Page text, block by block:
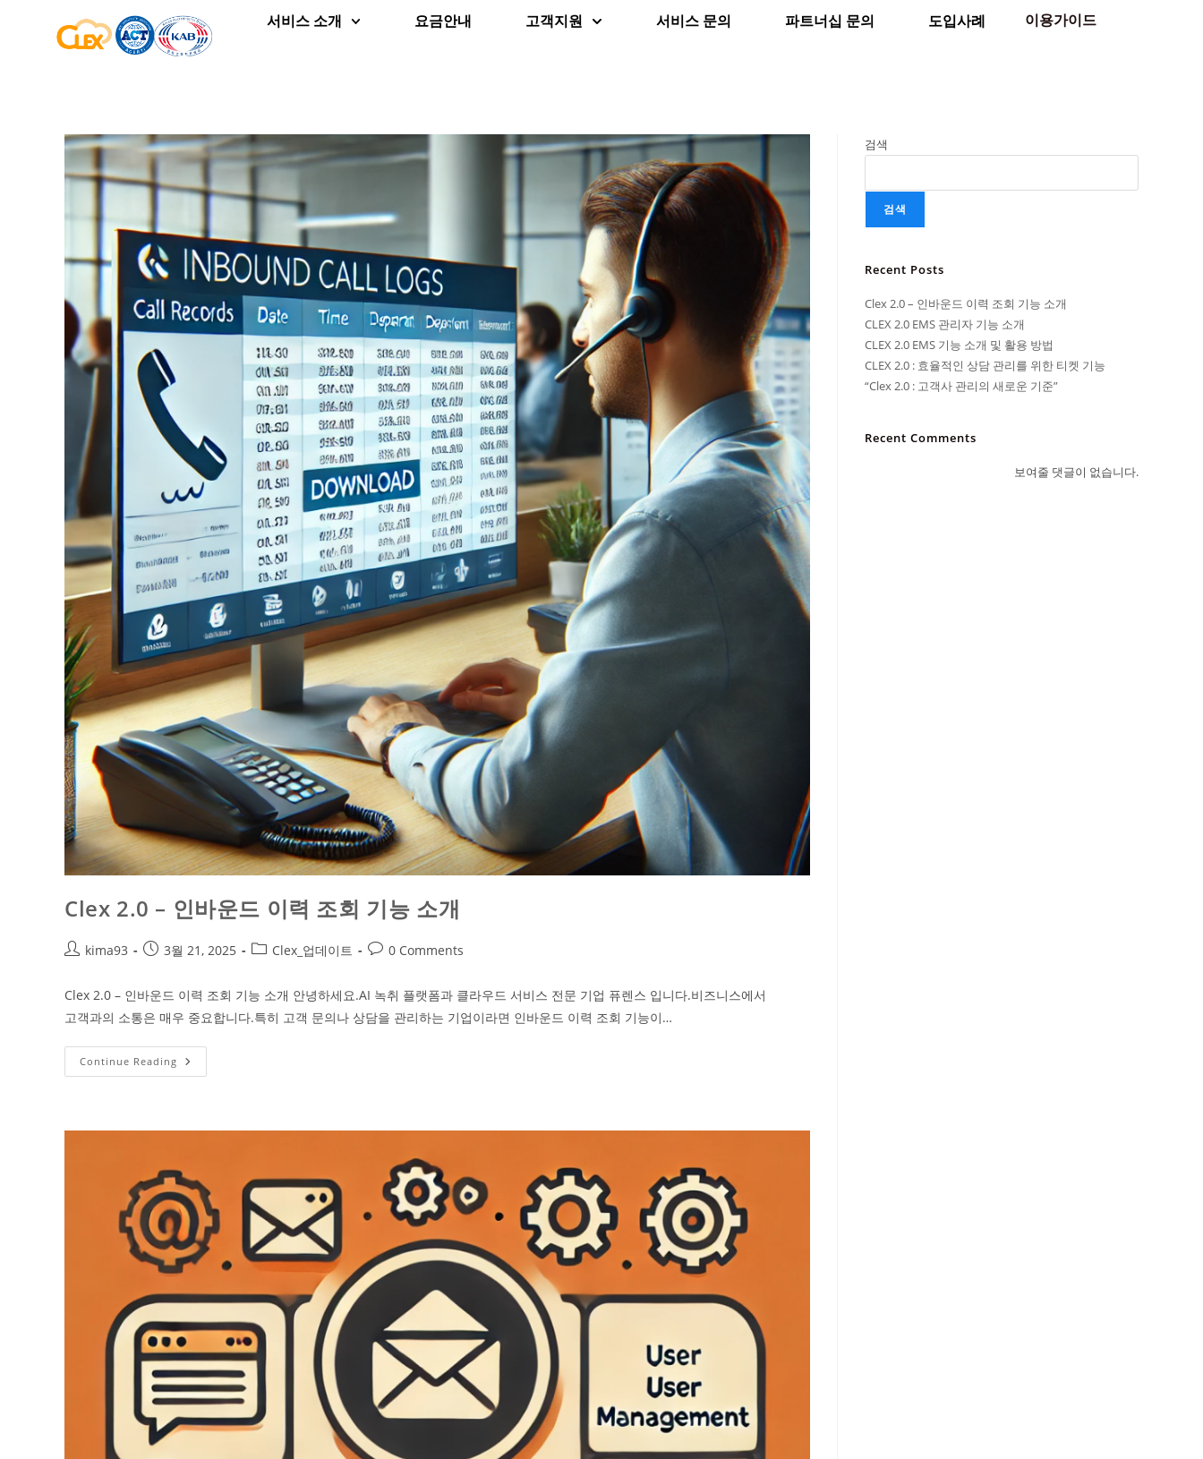
서비스 소개 요금안내 고객지원 서비스 문의 파트너십 문의 도입사례 이용가이드
Clex 2.0 – 인바운드 이력 조회 기능 소개
kima93 3월 21, 2025 Clex_업데이트 0 Comments
Clex 2.0 – 인바운드 이력 조회 기능 소개 안녕하세요.AI 녹취 플랫폼과 클라우드 서비스 전문 기업 퓨렌스 입니다.​비즈니스에서
고객과의 소통은 매우 중요합니다.특히 고객 문의나 상담을 관리하는 기업이라면 인바운드 이력 조회 기능이…
Continue Reading
검색
검색
Recent Posts
Clex 2.0 – 인바운드 이력 조회 기능 소개
CLEX 2.0 EMS 관리자 기능 소개
CLEX 2.0 EMS 기능 소개 및 활용 방법
CLEX 2.0 : 효율적인 상담 관리를 위한 티켓 기능
“Clex 2.0 : 고객사 관리의 새로운 기준”
Recent Comments
보여줄 댓글이 없습니다.